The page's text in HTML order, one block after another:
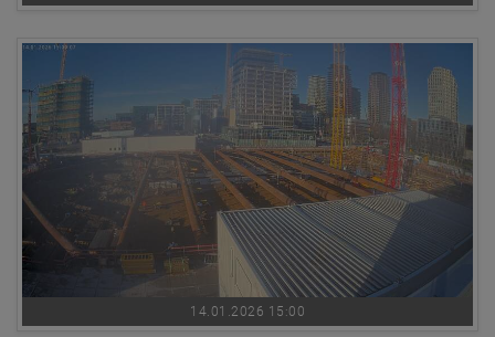
14.01.2026 15:00